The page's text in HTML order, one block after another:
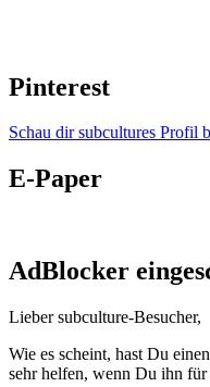
Pinterest
Schau dir subcultures Profil
E-Paper
AdBlocker
Lieber subculture-Besucher,
Wie es scheint, hast Du einen
sehr helfen, wenn Du ihn für